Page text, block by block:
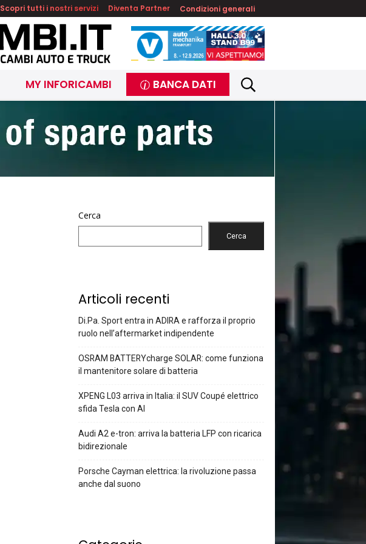
Scopri tutti i nostri servizi Diventa Partner Condizioni generali
MY INFORICAMBI BANCA DATI
Cerca
Cerca
Articoli recenti
Di.Pa. Sport entra in ADIRA e rafforza il proprio
ruolo nell’aftermarket indipendente
OSRAM BATTERYcharge SOLAR: come funziona
il mantenitore solare di batteria
XPENG L03 arriva in Italia: il SUV Coupé elettrico
sfida Tesla con AI
Audi A2 e-tron: arriva la batteria LFP con ricarica
bidirezionale
Porsche Cayman elettrica: la rivoluzione passa
anche dal suono